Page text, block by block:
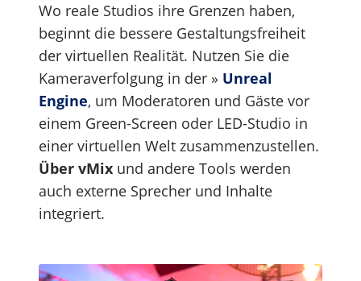
Wo reale Studios ihre Grenzen haben,
beginnt die bessere Gestaltungsfreiheit
der virtuellen Realität. Nutzen Sie die
Kameraverfolgung in der » Unreal
Engine, um Moderatoren und Gäste vor
einem Green-Screen oder LED-Studio in
einer virtuellen Welt zusammenzustellen.
Über vMixund andere Tools werden
auch externe Sprecher und Inhalte
integriert.